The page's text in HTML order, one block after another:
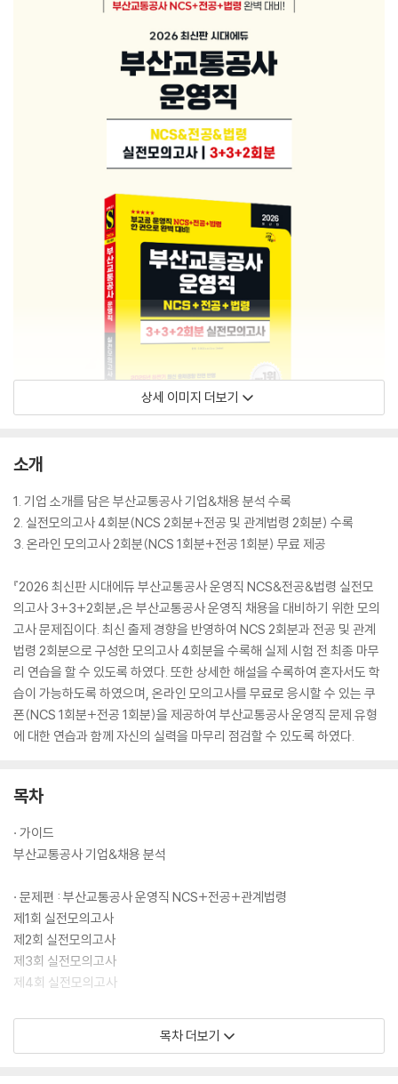
상세 이미지 더보기
소개
1. 기업 소개를 담은 부산교통공사 기업&채용 분석 수록
2. 실전모의고사 4회분(NCS 2회분+전공 및 관계법령 2회분) 수록
3. 온라인 모의고사 2회분(NCS 1회분+전공 1회분) 무료 제공
『2026 최신판 시대에듀 부산교통공사 운영직 NCS&전공&법령 실전모
의고사 3+3+2회분』은 부산교통공사 운영직 채용을 대비하기 위한 모의
고사 문제집이다. 최신 출제 경향을 반영하여 NCS 2회분과 전공 및 관계
법령 2회분으로 구성한 모의고사 4회분을 수록해 실제 시험 전 최종 마무
리 연습을 할 수 있도록 하였다. 또한 상세한 해설을 수록하여 혼자서도 학
습이 가능하도록 하였으며, 온라인 모의고사를 무료로 응시할 수 있는 쿠
폰(NCS 1회분+전공 1회분)을 제공하여 부산교통공사 운영직 문제 유형
에 대한 연습과 함께 자신의 실력을 마무리 점검할 수 있도록 하였다.
목차
· 가이드
부산교통공사 기업&채용 분석
· 문제편 : 부산교통공사 운영직 NCS+전공+관계법령
제1회 실전모의고사
제2회 실전모의고사
제3회 실전모의고사
제4회 실전모의고사
· 해설편 : 정답 및 해설
목차 더보기